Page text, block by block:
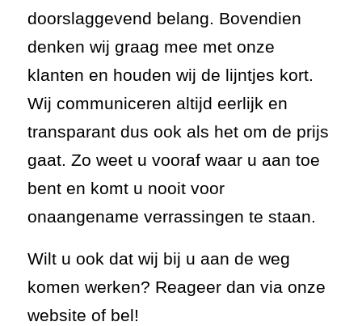
doorslaggevend belang. Bovendien
denken wij graag mee met onze
klanten en houden wij de lijntjes kort.
Wij communiceren altijd eerlijk en
transparant dus ook als het om de prijs
gaat. Zo weet u vooraf waar u aan toe
bent en komt u nooit voor
onaangename verrassingen te staan.
Wilt u ook dat wij bij u aan de weg
komen werken? Reageer dan via onze
website of bel!